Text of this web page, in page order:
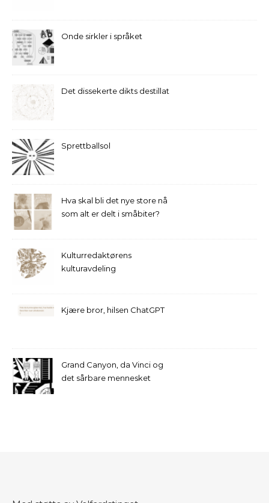
Onde sirkler i språket
Det dissekerte dikts destillat
Sprettballsol
Hva skal bli det nye store nå
som alt er delt i småbiter?
Kulturredaktørens
kulturavdeling
Kjære bror, hilsen ChatGPT
Grand Canyon, da Vinci og
det sårbare mennesket